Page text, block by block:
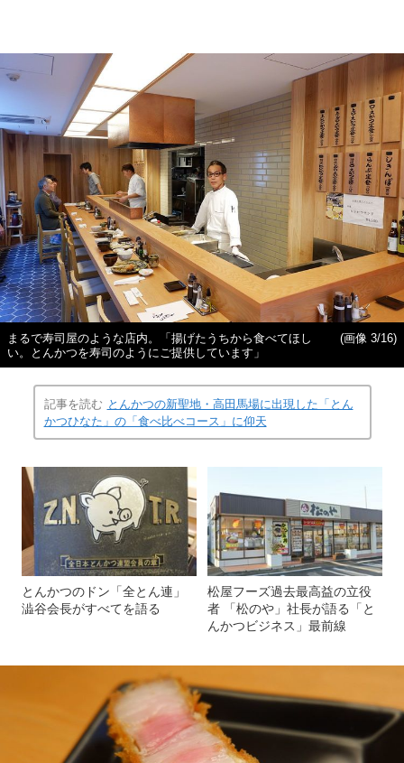
まるで寿司屋のような店内。「揚げたうちから食べてほし
い。とんかつを寿司のようにご提供しています」
(画像 3/16)
記事を読む とんかつの新聖地・高田馬場に出現した「とん
かつひなた」の「食べ比べコース」に仰天
とんかつのドン「全とん連」
澁谷会長がすべてを語る
松屋フーズ過去最高益の立役
者 「松のや」社長が語る「と
んかつビジネス」最前線